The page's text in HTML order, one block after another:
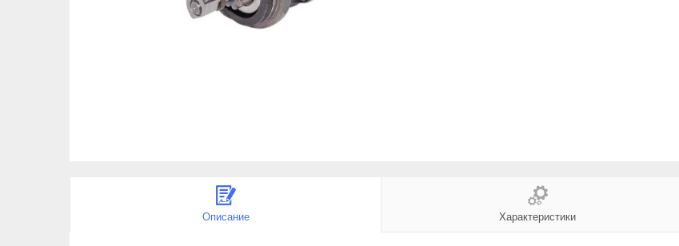
Описание Характеристики